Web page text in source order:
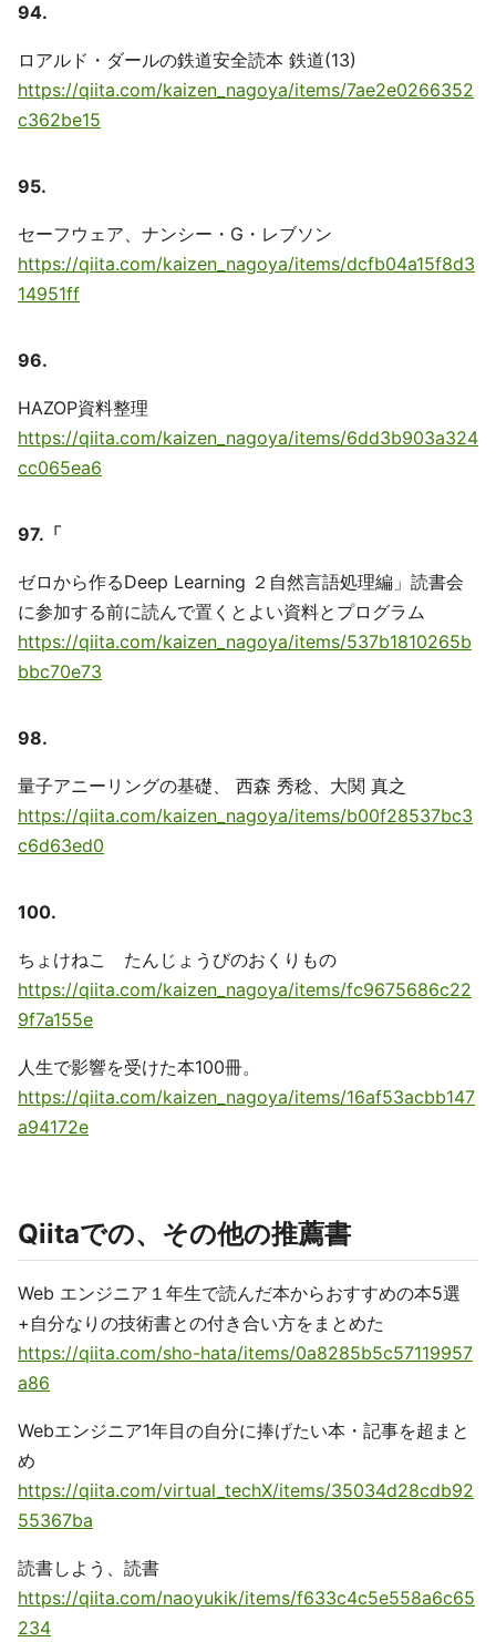
94.
ロアルド・ダールの鉄道安全読本 鉄道(13)
https://qiita.com/kaizen_nagoya/items/7ae2e0266352
c362be15
95.
セーフウェア、ナンシー・G・レブソン
https://qiita.com/kaizen_nagoya/items/dcfb04a15f8d3
14951ff
96.
HAZOP資料整理
https://qiita.com/kaizen_nagoya/items/6dd3b903a324
cc065ea6
97.「
ゼロから作るDeep Learning ２自然言語処理編」読書会
に参加する前に読んで置くとよい資料とプログラム
https://qiita.com/kaizen_nagoya/items/537b1810265b
bbc70e73
98.
量子アニーリングの基礎、 西森 秀稔、大関 真之
https://qiita.com/kaizen_nagoya/items/b00f28537bc3
c6d63ed0
100.
ちょけねこ たんじょうびのおくりもの
https://qiita.com/kaizen_nagoya/items/fc9675686c22
9f7a155e
人生で影響を受けた本100冊。
https://qiita.com/kaizen_nagoya/items/16af53acbb147
a94172e
Qiitaでの、その他の推薦書
Web エンジニア１年生で読んだ本からおすすめの本5選
+自分なりの技術書との付き合い方をまとめた
https://qiita.com/sho-hata/items/0a8285b5c57119957
a86
Webエンジニア1年目の自分に捧げたい本・記事を超まと
め
https://qiita.com/virtual_techX/items/35034d28cdb92
55367ba
読書しよう、読書
https://qiita.com/naoyukik/items/f633c4c5e558a6c65
234